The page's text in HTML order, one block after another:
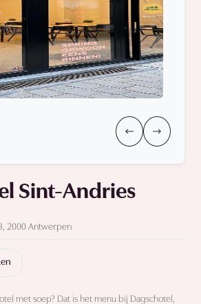
Sint-Andries
2000 Antwerpen
met soep? Dat is het menu bij Dagschotel,